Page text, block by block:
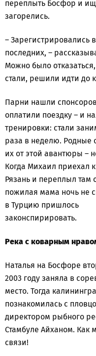
переплыть Босфор и
загорелись.
– Зарегистрировались
последних, –
Можно было
стали, решили идти до
Парни нашли
оплатили поездку – и
тренировки: стали
раза в неделю. Родные
их от этой авантюры –
Когда Михаил приехал
Рязань и переплыл там
пожилая мама ночь не
в Турцию пришлось
законспирировать.
Река с коварным
Наталья на Босфоре
2003 году заняла в
место. Тогда
познакомилась с
директором рыбного
Стамбуле Айханом. Как
связи!